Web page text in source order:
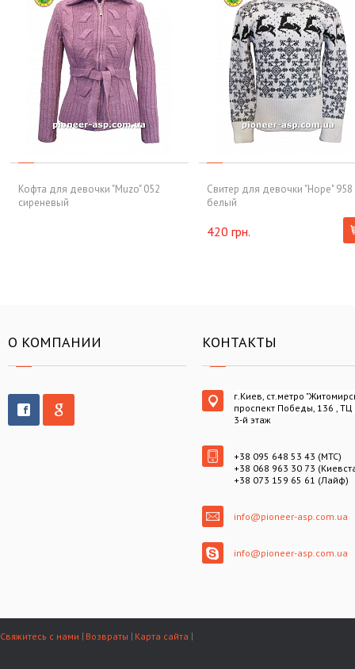
Кофта для девочки "Muzo" 052
сиреневый
Свитер для девочки "Hope" 958
белый
420 грн.
О КОМПАНИИ КОНТАКТЫ
г.Киев, ст.метро
проспект Победы, 136 , ТЦ
3-й этаж
+38 095 648 53 43 (МТС)
+38 068 963 30 73
+38 073 159 65 61 (Лайф)
info@pioneer-asp.com.ua
info@pioneer-asp.com.ua
Свяжитесь с нами Возвраты Карта сайта